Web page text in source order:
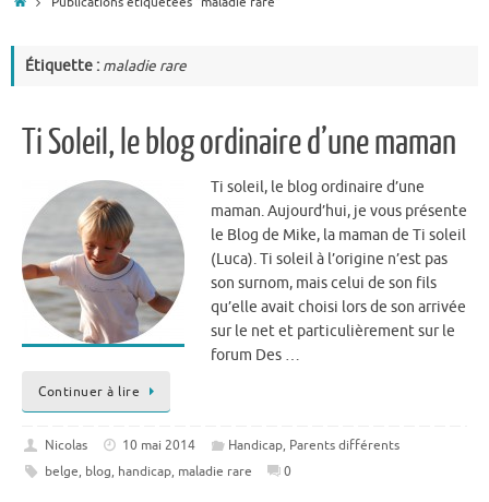
Étiquette : maladie rare
Ti Soleil, le blog ordinaire d’une maman
Ti soleil, le blog ordinaire d’une
maman. Aujourd’hui, je vous présente
le Blog de Mike, la maman de Ti soleil
(Luca). Ti soleil à l’origine n’est pas
son surnom, mais celui de son fils
qu’elle avait choisi lors de son arrivée
sur le net et particulièrement sur le
forum Des …
Continuer à lire
Nicolas 10 mai 2014 Handicap, Parents différents
belge, blog, handicap, maladie rare 0